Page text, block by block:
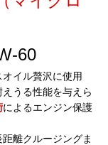
60
イル贅沢に使用
うる性能を与えら
によるエンジン保護
離クルージングま